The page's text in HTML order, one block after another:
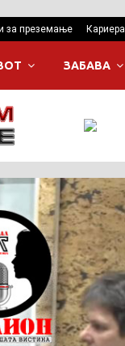
за преземање Кариера
ЗАБАВА